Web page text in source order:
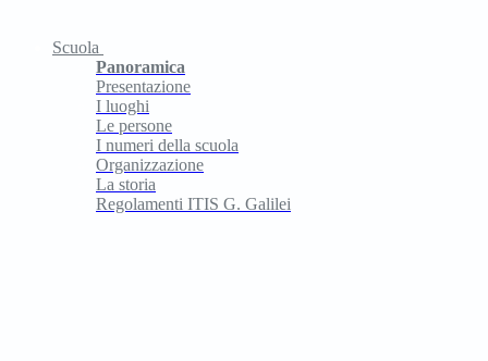
Scuola
Panoramica
Presentazione
I luoghi
Le persone
I numeri della scuola
Organizzazione
La storia
Regolamenti ITIS G. Galilei